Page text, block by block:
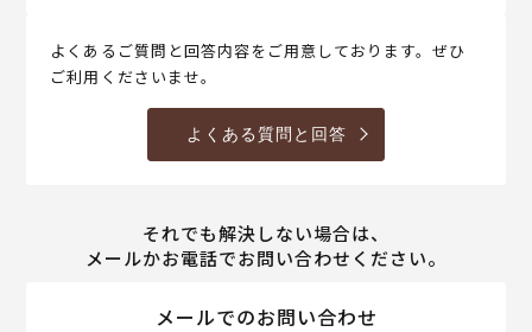
よくあるご質問と回答内容をご用意しております。ぜひ
ご利用くださいませ。
よくある質問と回答
それでも解決しない場合は、
メールかお電話でお問い合わせください。
メールでのお問い合わせ